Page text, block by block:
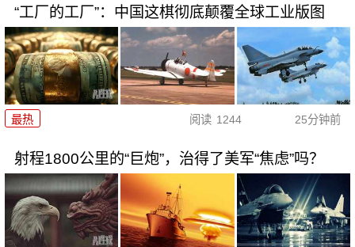
“工厂的工厂”：中国这棋彻底颠覆全球工业版图
最热 阅读 1244 25分钟前
射程1800公里的“巨炮”，治得了美军“焦虑”吗？